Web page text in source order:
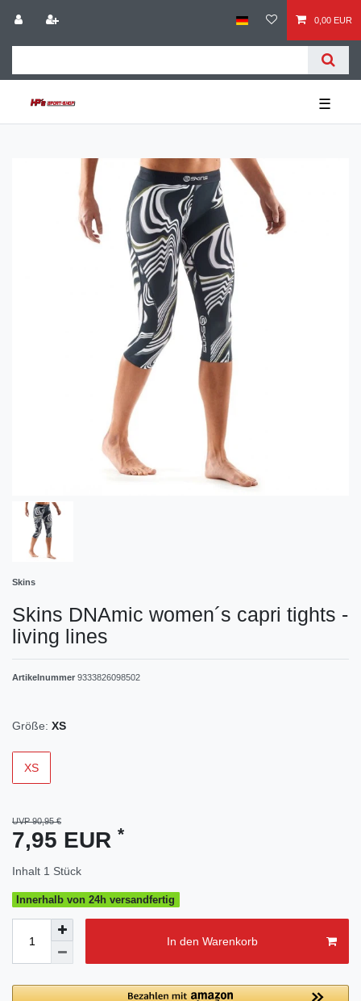
0,00 EUR
☰
Skins
Skins DNAmic women´s capri tights -
living lines
Artikelnummer 9333826098502
Größe: XS
XS
UVP 90,95 €
7,95 EUR *
Inhalt 1 Stück
Innerhalb von 24h versandfertig
In den Warenkorb